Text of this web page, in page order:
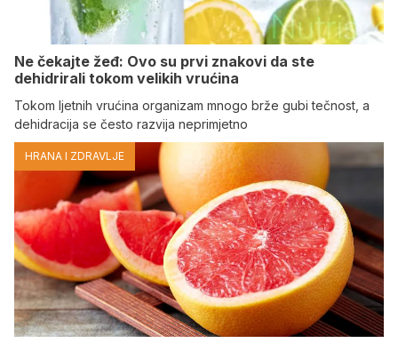
Ne čekajte žeđ: Ovo su prvi znakovi da ste
dehidrirali tokom velikih vrućina
Tokom ljetnih vrućina organizam mnogo brže gubi tečnost, a
dehidracija se često razvija neprimjetno
HRANA I ZDRAVLJE